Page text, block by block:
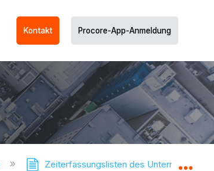
Kontakt Procore-App-Anmeldung
Zeiterfassungslisten des Unternehmens